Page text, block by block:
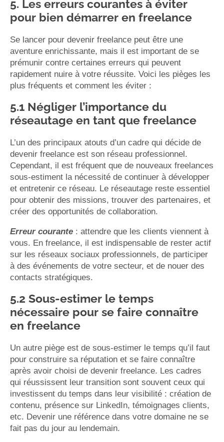
5. Les erreurs courantes à éviter
pour bien démarrer en freelance
Se lancer pour devenir freelance peut être une
aventure enrichissante, mais il est important de se
prémunir contre certaines erreurs qui peuvent
rapidement nuire à votre réussite. Voici les pièges les
plus fréquents et comment les éviter :
5.1 Négliger l’importance du
réseautage en tant que freelance
L’un des principaux atouts d’un cadre qui décide de
devenir freelance est son réseau professionnel.
Cependant, il est fréquent que de nouveaux freelances
sous-estiment la nécessité de continuer à développer
et entretenir ce réseau. Le réseautage reste essentiel
pour obtenir des missions, trouver des partenaires, et
créer des opportunités de collaboration.
Erreur courante : attendre que les clients viennent à
vous. En freelance, il est indispensable de rester actif
sur les réseaux sociaux professionnels, de participer
à des événements de votre secteur, et de nouer des
contacts stratégiques.
5.2 Sous-estimer le temps
nécessaire pour se faire connaître
en freelance
Un autre piège est de sous-estimer le temps qu’il faut
pour construire sa réputation et se faire connaître
après avoir choisi de devenir freelance. Les cadres
qui réussissent leur transition sont souvent ceux qui
investissent du temps dans leur visibilité : création de
contenu, présence sur LinkedIn, témoignages clients,
etc. Devenir une référence dans votre domaine ne se
fait pas du jour au lendemain.